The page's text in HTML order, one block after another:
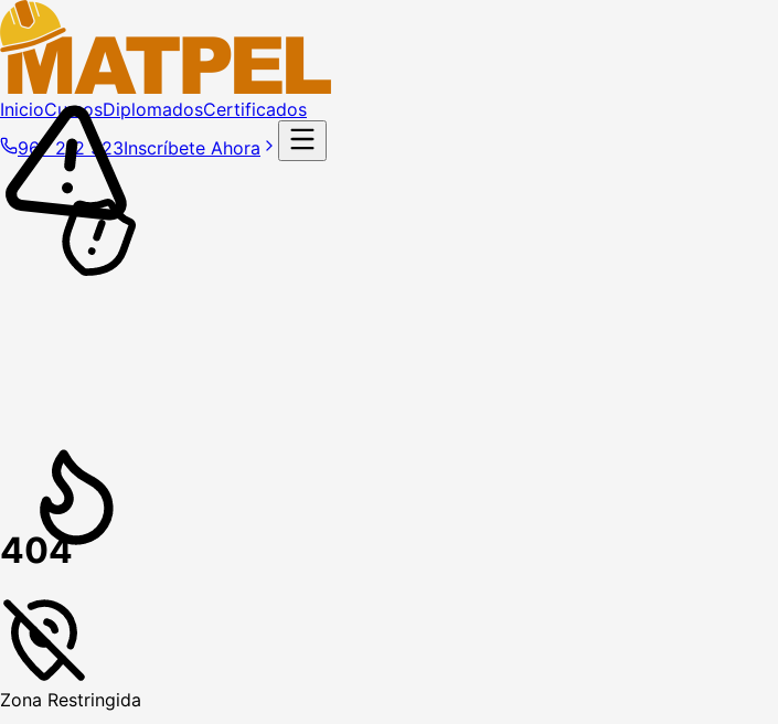
InicioCursosDiplomadosCertificados
967 212 323Inscríbete Ahora
404
Zona Restringida